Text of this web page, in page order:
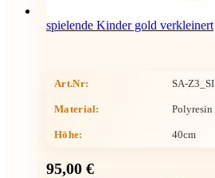
spielende Kinder gold verkleinert
Art.Nr: SA-Z3_SI
Material: Polyresin
Höhe: 40cm
95,00 €